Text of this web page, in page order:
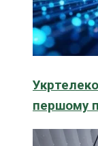
першому